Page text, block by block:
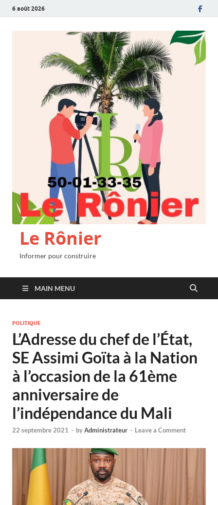
6 août 2026
Le Rônier
Informer pour construire
MAIN MENU
POLITIQUE
L’Adresse du chef de l’État,
SE Assimi Goïta à la Nation
à l’occasion de la 61ème
anniversaire de
l’indépendance du Mali
22 septembre 2021 - byAdministrateur - Leave a Comment